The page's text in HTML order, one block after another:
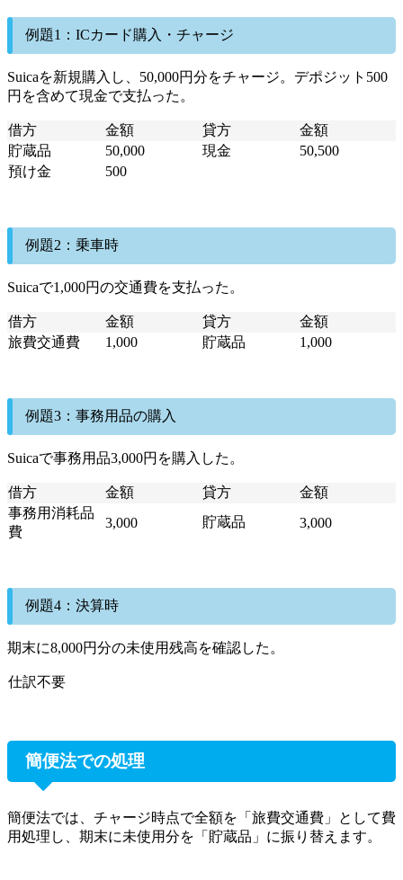
例題1：ICカード購入・チャージ
Suicaを新規購入し、50,000円分をチャージ。デポジット500
円を含めて現金で支払った。
借方 金額 貸方
金額
貯蔵品
50,000 現金
50,500
預け金
500
例題2：乗車時
Suicaで1,000円の交通費を支払った。
借方 金額 貸方
金額
旅費交通費
1,000 貯蔵品 1,000
例題3：事務用品の購入
Suicaで事務用品3,000円を購入した。
借方 金額 貸方
金額
事務用消耗品
費
3,000 貯蔵品 3,000
例題4：決算時
期末に8,000円分の未使用残高を確認した。
仕訳不要
簡便法での処理
簡便法では、チャージ時点で全額を「旅費交通費」として費
用処理し、期末に未使用分を「貯蔵品」に振り替えます。